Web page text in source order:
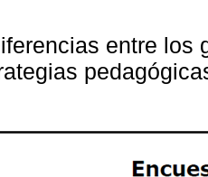
entre los